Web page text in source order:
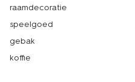
raamdecoratie
speelgoed
gebak
koffie